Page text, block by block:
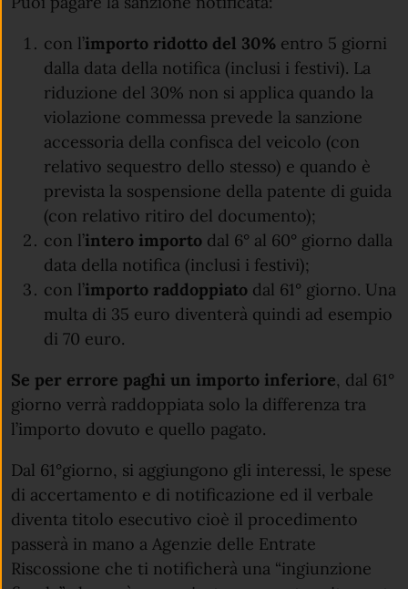
con l’importo ridotto del 30% entro 5 giorni
dalla data della notifica (inclusi i festivi). La
riduzione del 30% non si applica quando la
violazione commessa prevede la sanzione
accessoria della confisca del veicolo (con
relativo sequestro dello stesso) e quando è
prevista la sospensione della patente di guida
(con relativo ritiro del documento);
con l’intero importo dal 6° al 60° giorno dalla
data della notifica (inclusi i festivi);
con l’importo raddoppiato dal 61° giorno. Una
multa di 35 euro diventerà quindi ad esempio
di 70 euro.
Se per errore paghi un importo inferiore, dal 61°
giorno verrà raddoppiata solo la differenza tra
l’importo dovuto e quello pagato.
Dal 61°giorno, si aggiungono gli interessi, le spese
di accertamento e di notificazione ed il verbale
diventa titolo esecutivo cioè il procedimento
passerà in mano a Agenzie delle Entrate
Riscossione che ti notificherà una “ingiunzione